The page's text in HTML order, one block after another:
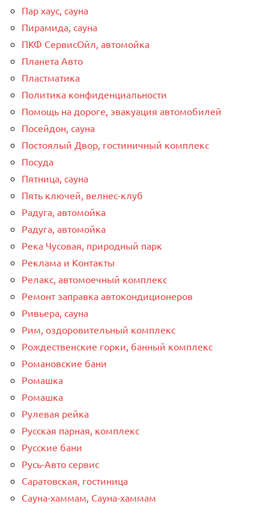
Пар хаус, сауна
Пирамида, сауна
ПКФ СервисОйл, автомойка
Планета Авто
Пластматика
Политика конфиденциальности
Помощь на дороге, эвакуация автомобилей
Посейдон, сауна
Постоялый Двор, гостиничный комплекс
Посуда
Пятница, сауна
Пять ключей, велнес-клуб
Радуга, автомойка
Радуга, автомойка
Река Чусовая, природный парк
Реклама и Контакты
Релакс, автомоечный комплекс
Ремонт заправка автокондиционеров
Ривьера, сауна
Рим, оздоровительный комплекс
Рождественские горки, банный комплекс
Романовские бани
Ромашка
Ромашка
Рулевая рейка
Русская парная, комплекс
Русские бани
Русь-Авто сервис
Саратовская, гостиница
Сауна-хаммам, Сауна-хаммам